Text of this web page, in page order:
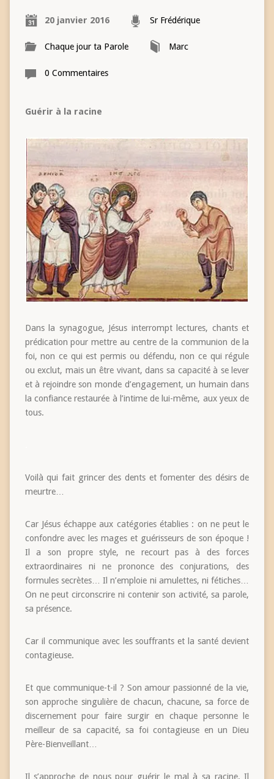
20 janvier 2016 Sr Frédérique
Chaque jour ta Parole Marc
0 Commentaires
Guérir à la racine
Dans la synagogue, Jésus interrompt lectures, chants et
prédication pour mettre au centre de la communion de la
foi, non ce qui est permis ou défendu, non ce qui régule
ou exclut, mais un être vivant, dans sa capacité à se lever
et à rejoindre son monde d’engagement, un humain dans
la confiance restaurée à l’intime de lui-même, aux yeux de
tous.
Voilà qui fait grincer des dents et fomenter des désirs de
meurtre…
Car Jésus échappe aux catégories établies : on ne peut le
confondre avec les mages et guérisseurs de son époque !
Il a son propre style, ne recourt pas à des forces
extraordinaires ni ne prononce des conjurations, des
formules secrètes… Il n’emploie ni amulettes, ni fétiches…
On ne peut circonscrire ni contenir son activité, sa parole,
sa présence.
Car il communique avec les souffrants et la santé devient
contagieuse.
Et que communique-t-il ? Son amour passionné de la vie,
son approche singulière de chacun, chacune, sa force de
discernement pour faire surgir en chaque personne le
meilleur de sa capacité, sa foi contagieuse en un Dieu
Père-Bienveillant…
Il s’approche de nous pour guérir le mal à sa racine. Il